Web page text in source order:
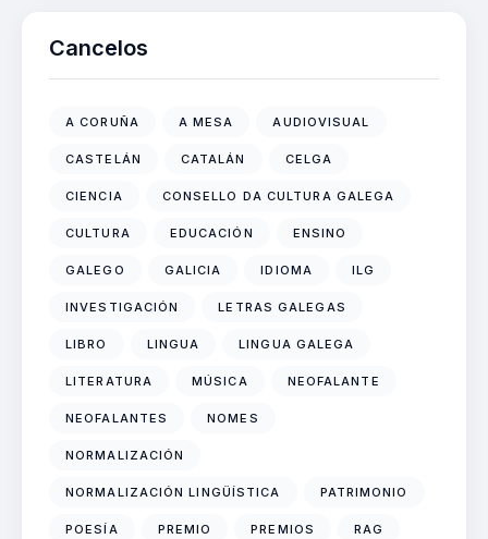
Cancelos
A CORUÑA A MESA AUDIOVISUAL
CASTELÁN CATALÁN CELGA
CIENCIA CONSELLO DA CULTURA GALEGA
CULTURA EDUCACIÓN ENSINO
GALEGO GALICIA IDIOMA ILG
INVESTIGACIÓN LETRAS GALEGAS
LIBRO LINGUA LINGUA GALEGA
LITERATURA MÚSICA NEOFALANTE
NEOFALANTES NOMES
NORMALIZACIÓN
NORMALIZACIÓN LINGÜÍSTICA PATRIMONIO
POESÍA PREMIO PREMIOS RAG